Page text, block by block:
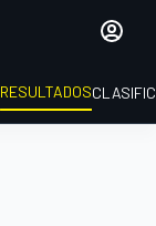
RESULTADOS